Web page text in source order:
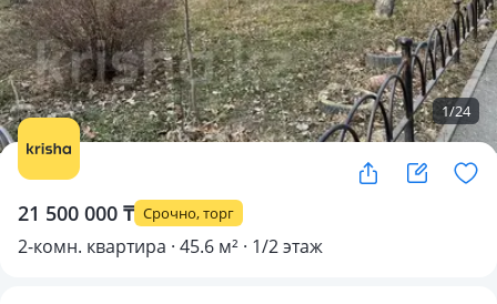
1/24
21 500 000 ₸ Срочно, торг
2-комн. квартира · 45.6 м² · 1/2 этаж